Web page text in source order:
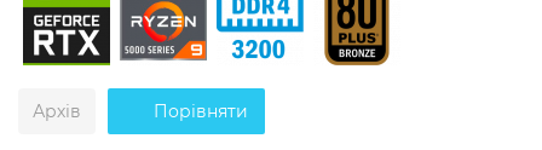
Надшвидкий M.2 SSD NVME
Архів Порівняти